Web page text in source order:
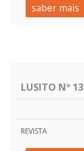
saber mais
LUSITO Nº 13
REVISTA